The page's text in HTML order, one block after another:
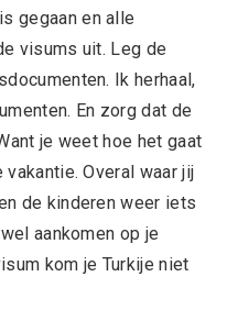
gegaan en alle
visums uit. Leg de
Ik herhaal,
En zorg dat de
je weet hoe het gaat
Overal waar jij
de kinderen weer iets
aankomen op je
kom je Turkije niet